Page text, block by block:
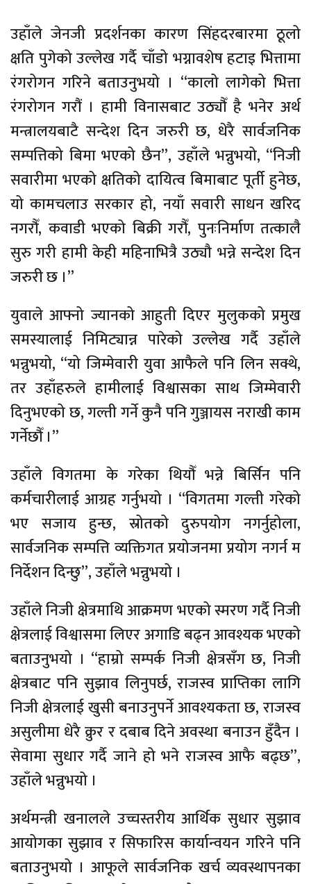
उहाँले जेनजी प्रदर्शनका कारण सिंहदरबारमा ठूलो
क्षति पुगेको उल्लेख गर्दै चाँडो भग्नावशेष हटाइ भित्तामा
रंगरोगन गरिने बताउनुभयो । “कालो लागेको भित्ता
रंगरोगन गरौं । हामी विनासबाट उठ्यौँ है भनेर अर्थ
मन्त्रालयबाटै सन्देश दिन जरुरी छ, धेरै सार्वजनिक
सम्पत्तिको बिमा भएको छैन”, उहाँले भन्नुभयो, “निजी
सवारीमा भएको क्षतिको दायित्व बिमाबाट पूर्ती हुनेछ,
यो कामचलाउ सरकार हो, नयाँ सवारी साधन खरिद
नगरौँ, कवाडी भएको बिक्री गरौँ, पुनःनिर्माण तत्कालै
सुरु गरी हामी केही महिनाभित्रै उठ्यौ भन्ने सन्देश दिन
जरुरी छ ।”
युवाले आफ्नो ज्यानको आहुती दिएर मुलुकको प्रमुख
समस्यालाई निमिट्यान्न पारेको उल्लेख गर्दै उहाँले
भन्नुभयो, “यो जिम्मेवारी युवा आफैले पनि लिन सक्थे,
तर उहाँहरुले हामीलाई विश्वासका साथ जिम्मेवारी
दिनुभएको छ, गल्ती गर्ने कुनै पनि गुञ्जायस नराखी काम
गर्नेछौँ ।”
उहाँले विगतमा के गरेका थियौँ भन्ने बिर्सिन पनि
कर्मचारीलाई आग्रह गर्नुभयो । “विगतमा गल्ती गरेको
भए सजाय हुन्छ, स्रोतको दुरुपयोग नगर्नुहोला,
सार्वजनिक सम्पत्ति व्यक्तिगत प्रयोजनमा प्रयोग नगर्न म
निर्देशन दिन्छु”, उहाँले भन्नुभयो ।
उहाँले निजी क्षेत्रमाथि आक्रमण भएको स्मरण गर्दै निजी
क्षेत्रलाई विश्वासमा लिएर अगाडि बढ्न आवश्यक भएको
बताउनुभयो । “हाम्रो सम्पर्क निजी क्षेत्रसँग छ, निजी
क्षेत्रबाट पनि सुझाव लिनुपर्छ, राजस्व प्राप्तिका लागि
निजी क्षेत्रलाई खुसी बनाउनुपर्ने आवश्यकता छ, राजस्व
असुलीमा धेरै क्रुर र दबाब दिने अवस्था बनाउन हुँदैन ।
सेवामा सुधार गर्दै जाने हो भने राजस्व आफै बढ्छ”,
उहाँले भन्नुभयो ।
अर्थमन्त्री खनालले उच्चस्तरीय आर्थिक सुधार सुझाव
आयोगका सुझाव र सिफारिस कार्यान्वयन गरिने पनि
बताउनुभयो । आफूले सार्वजनिक खर्च व्यवस्थापनका